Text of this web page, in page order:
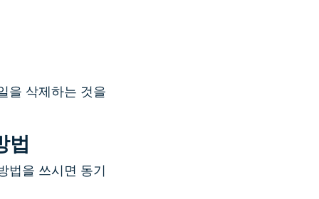
을 삭제하는 것을
법
법을 쓰시면 동기